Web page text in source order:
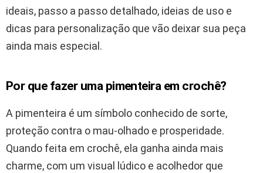
ideais, passo a passo detalhado, ideias de uso e
dicas para personalização que vão deixar sua peça
ainda mais especial.
Por que fazer uma pimenteira em crochê?
A pimenteira é um símbolo conhecido de sorte,
proteção contra o mau-olhado e prosperidade.
Quando feita em crochê, ela ganha ainda mais
charme, com um visual lúdico e acolhedor que